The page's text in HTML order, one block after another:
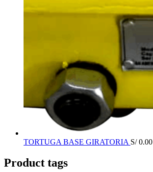
TORTUGA BASE GIRATORIA S/0.00
Product tags